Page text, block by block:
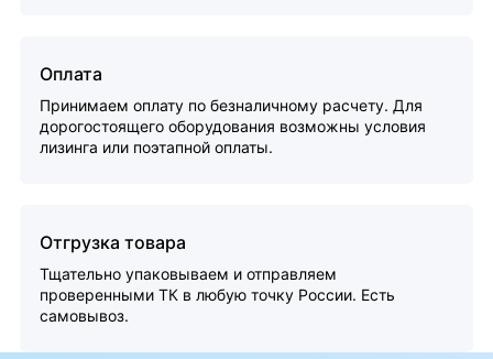
Оплата
Принимаем оплату по безналичному расчету. Для
дорогостоящего оборудования возможны условия
лизинга или поэтапной оплаты.
Отгрузка товара
Тщательно упаковываем и отправляем
проверенными ТК в любую точку России. Есть
самовывоз.